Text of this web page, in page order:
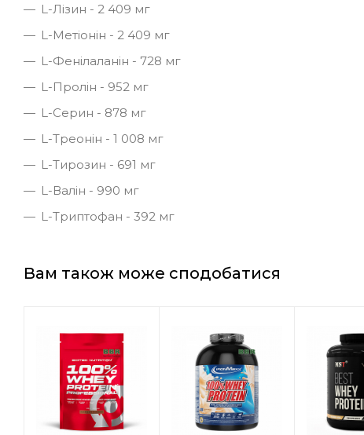
L-Лізин - 2 409 мг
L-Метіонін - 2 409 мг
L-Фенілаланін - 728 мг
L-Пролін - 952 мг
L-Серин - 878 мг
L-Треонін - 1 008 мг
L-Тирозин - 691 мг
L-Валін - 990 мг
L-Триптофан - 392 мг
Вам також може сподобатися